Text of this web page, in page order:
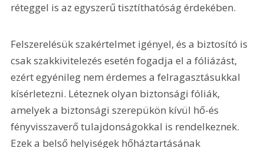
réteggel is az egyszerű tisztíthatóság érdekében.
Felszerelésük szakértelmet igényel, és a biztosító is
csak szakkivitelezés esetén fogadja el a fóliázást,
ezért egyénileg nem érdemes a felragasztásukkal
kísérletezni. Léteznek olyan biztonsági fóliák,
amelyek a biztonsági szerepükön kívül hő-és
fényvisszaverő tulajdonságokkal is rendelkeznek.
Ezek a belső helyiségek hőháztartásának